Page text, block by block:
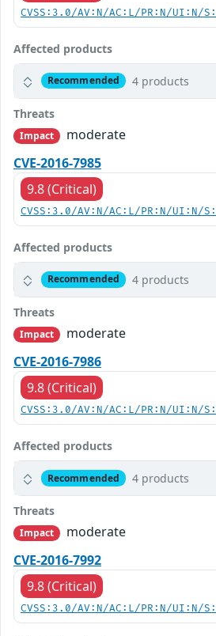
CVSS:3.0/AV:N/AC:L/PR:N/UI:N/
Affected products
Recommended 4 products
Threats
Impact
moderate
CVE-2016-7985
9.8 (Critical)
CVSS:3.0/AV:N/AC:L/PR:N/UI:N/
Affected products
Recommended 4 products
Threats
Impact
moderate
CVE-2016-7986
9.8 (Critical)
CVSS:3.0/AV:N/AC:L/PR:N/UI:N/
Affected products
Recommended 4 products
Threats
Impact
moderate
CVE-2016-7992
9.8 (Critical)
CVSS:3.0/AV:N/AC:L/PR:N/UI:N/